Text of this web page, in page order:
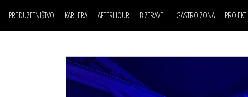
PREDUZETNIŠTVO KARIJERA
LJUDI (HR)
MOJ UGAO
AFTERHOUR
KNJIGE
AUTO SVET
BIZTRAVEL GASTRO ZONA PROJEKTI
SCENA
I KOMUNIKACIJE
POSAO
MOJ UGAO
USAVRŠAVANJE
KNOW-HOW
FILM I SCENA
AUTO SVET
STIL
WELLBEING
NAJKOLEGA
30 ISPOD 30